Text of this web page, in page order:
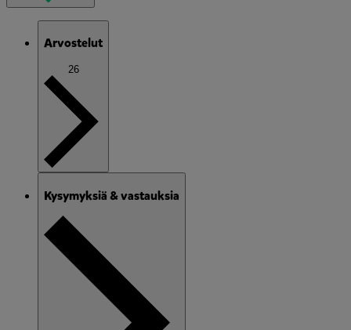
Arvostelut
26
Kysymyksiä & vastauksia